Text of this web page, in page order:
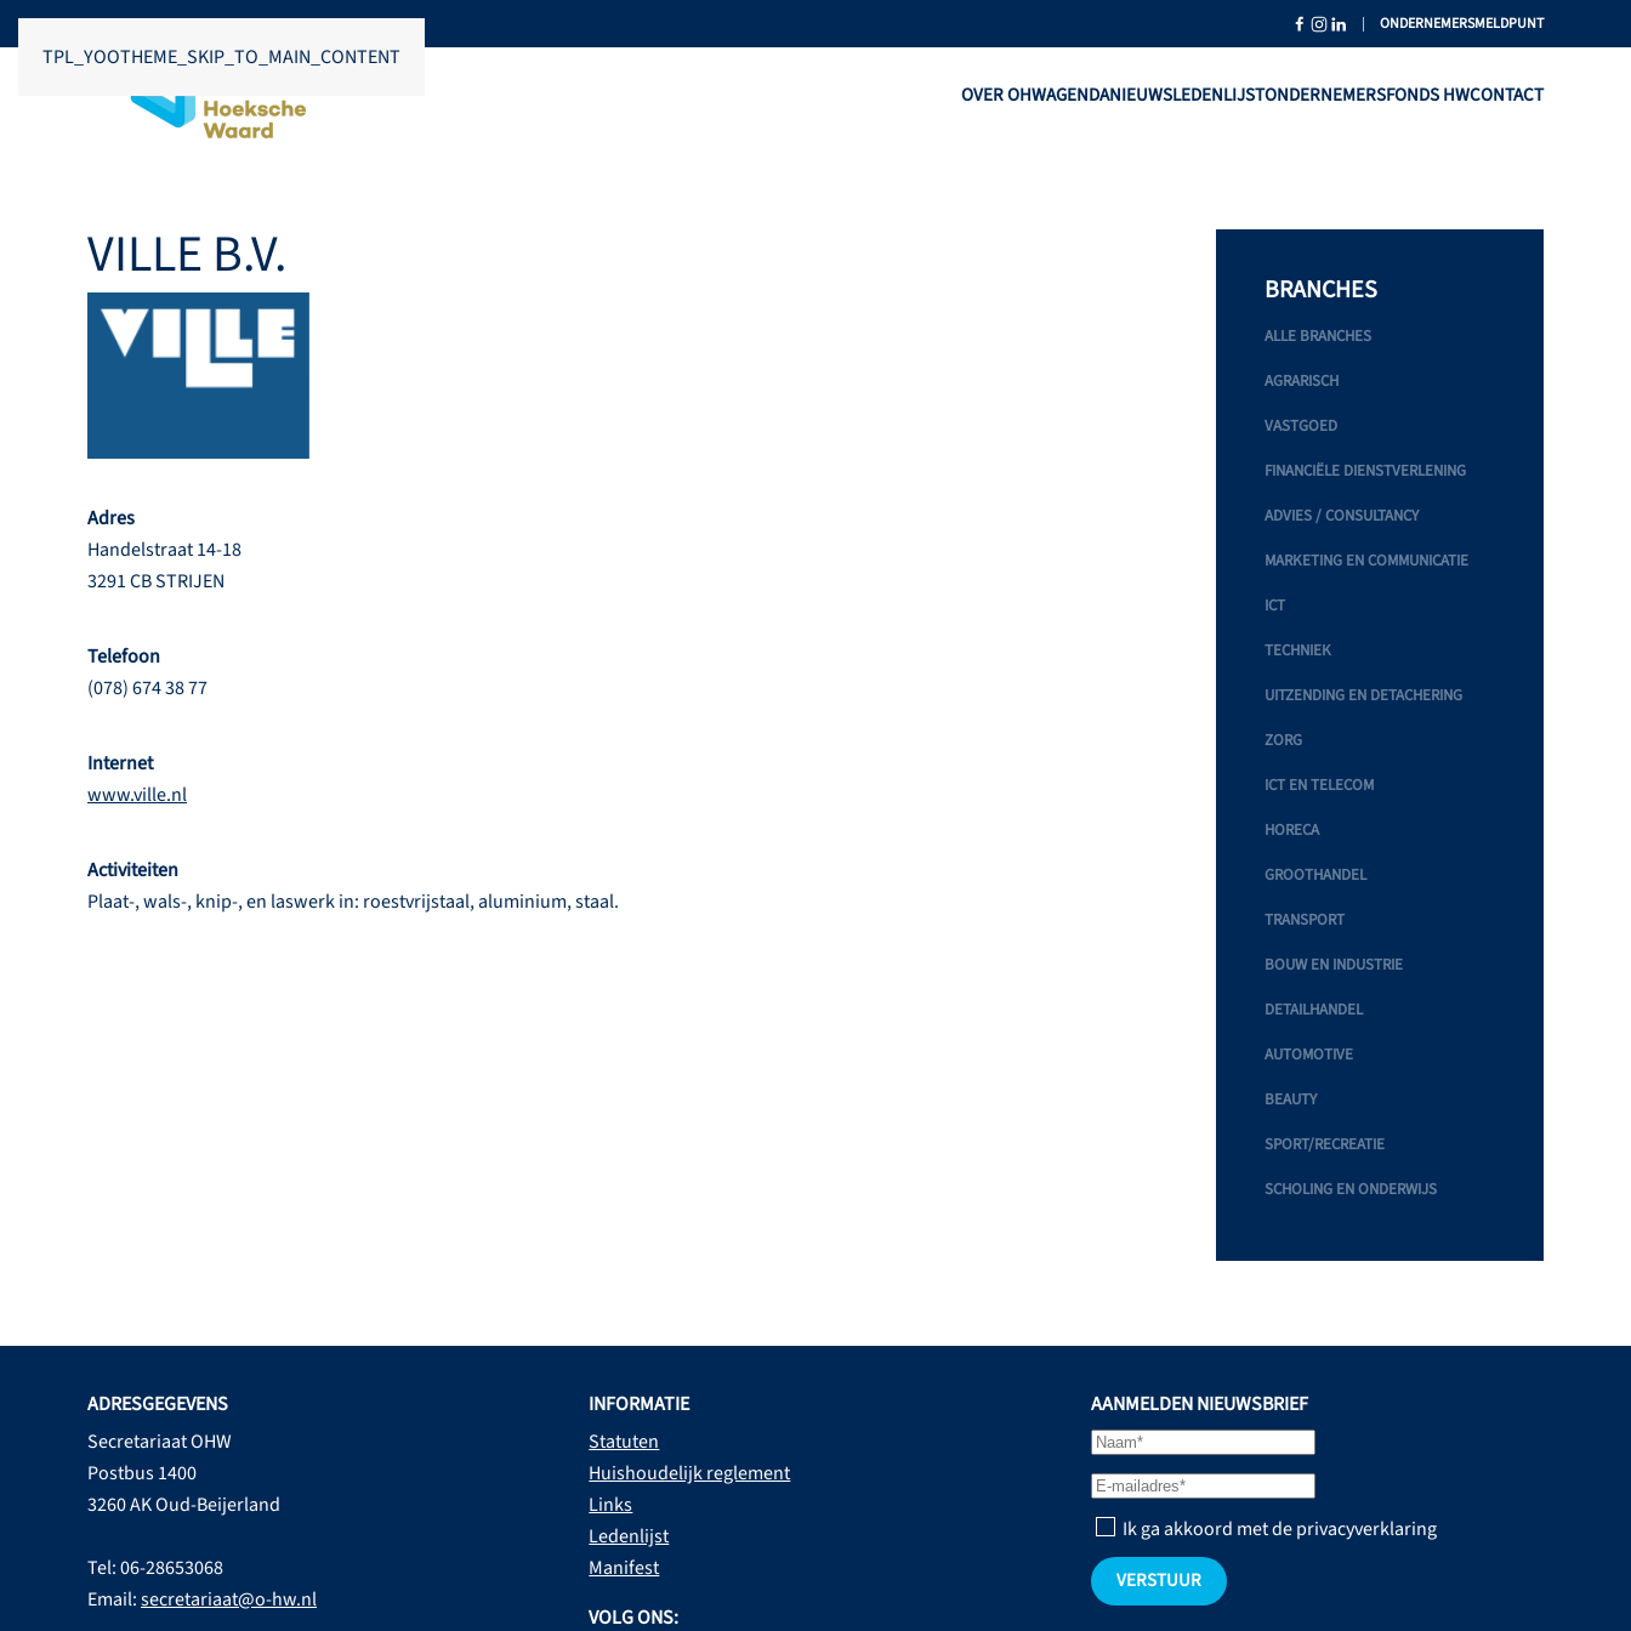
TPL_YOOTHEME_SKIP_TO_MAIN_CONTENT
| ONDERNEMERSMELDPUNT
OVER OHWAGENDANIEUWSLEDENLIJSTONDERNEMERSFONDS HWCONTACT
VILLE B.V.
Adres
Handelstraat 14-18
3291 CB STRIJEN
Telefoon
(078) 674 38 77
Internet
www.ville.nl
Activiteiten
Plaat-, wals-, knip-, en laswerk in: roestvrijstaal, aluminium, staal.
BRANCHES
ALLE BRANCHES
AGRARISCH
VASTGOED
FINANCIËLE DIENSTVERLENING
ADVIES / CONSULTANCY
MARKETING EN COMMUNICATIE
ICT
TECHNIEK
UITZENDING EN DETACHERING
ZORG
ICT EN TELECOM
HORECA
GROOTHANDEL
TRANSPORT
BOUW EN INDUSTRIE
DETAILHANDEL
AUTOMOTIVE
BEAUTY
SPORT/RECREATIE
SCHOLING EN ONDERWIJS
ADRESGEGEVENS
Secretariaat OHW
Postbus 1400
3260 AK Oud-Beijerland
Tel: 06-28653068
Email:secretariaat@o-hw.nl
INFORMATIE
Statuten
Huishoudelijk reglement
Links
Ledenlijst
Manifest
VOLG ONS:
AANMELDEN NIEUWSBRIEF
Ik ga akkoord met de privacyverklaring
VERSTUUR